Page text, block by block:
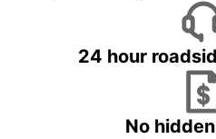
24 hour
No